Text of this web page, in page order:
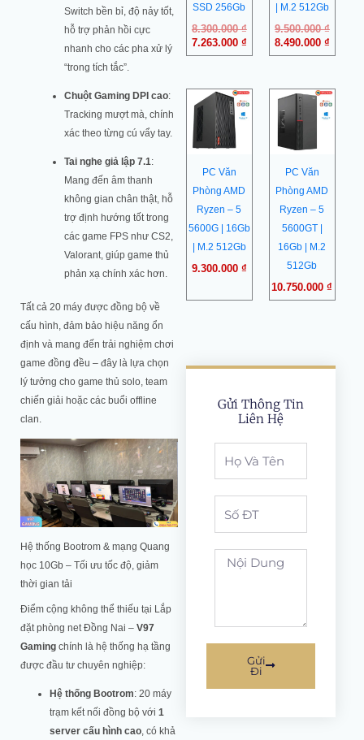
Switch bền bỉ, độ nảy tốt,
hỗ trợ phản hồi cực
nhanh cho các pha xử lý
“trong tích tắc”.
Chuột Gaming DPI cao:
Tracking mượt mà, chính
xác theo từng cú vẩy tay.
Tai nghe giả lập 7.1:
Mang đến âm thanh
không gian chân thật, hỗ
trợ định hướng tốt trong
các game FPS như CS2,
Valorant, giúp game thủ
phản xạ chính xác hơn.
Tất cả 20 máy được đồng bộ về
cấu hình, đảm bảo hiệu năng ổn
định và mang đến trải nghiệm chơi
game đồng đều – đây là lựa chọn
lý tưởng cho game thủ solo, team
chiến giải hoặc các buổi offline
clan.
Hệ thống Bootrom & mạng Quang
học 10Gb – Tối ưu tốc độ, giảm
thời gian tải
Điểm cộng không thể thiếu tại Lắp
đặt phòng net Đồng Nai – V97
Gaming chính là hệ thống hạ tầng
được đầu tư chuyên nghiệp:
Hệ thống Bootrom: 20 máy
trạm kết nối đồng bộ với 1
server cấu hình cao, có khả
SSD 256Gb
8.300.000₫
7.263.000 ₫
| M.2 512Gb
9.500.000₫
8.490.000 ₫
PC Văn
Phòng AMD
Ryzen – 5
5600G | 16Gb
| M.2 512Gb
9.300.000 ₫
PC Văn
Phòng AMD
Ryzen – 5
5600GT |
16Gb | M.2
512Gb
10.750.000₫
Gửi Thông Tin
Liên Hệ
Name
noi
Gửi
Đi